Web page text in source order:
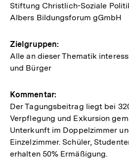
Stiftung Christlich-Soziale
Albers Bildungsforum gGmbH
Zielgruppen:
Alle an dieser Thematik
und Bürger
Kommentar:
Der Tagungsbeitrag liegt bei
Verpflegung und Exkursion
Unterkunft im Doppelzimmer
Einzelzimmer. Schüler,
erhalten 50% Ermäßigung.